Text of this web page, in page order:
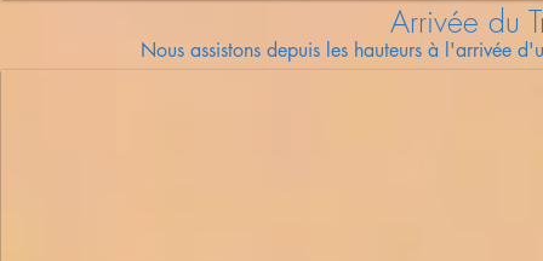
Arrivée du
Nous assistons depuisles hauteurs à l'arrivée